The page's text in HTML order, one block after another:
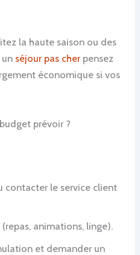
la haute saison ou des
un séjour pas cher pensez
économique si vos
prévoir ?
contacter le service client
animations, linge).
et demander un